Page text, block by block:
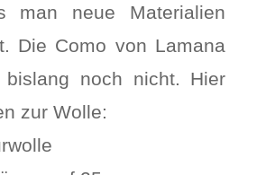
man neue Materialien
Die Como von Lamana
noch nicht. Hier
zur Wolle: